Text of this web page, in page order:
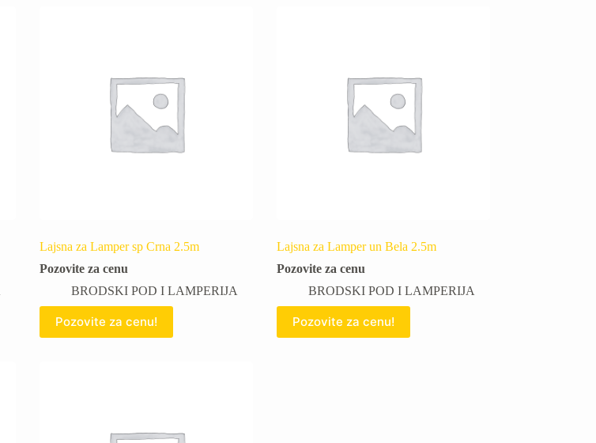
Lajsna za Lamper sp Crna 2.5m
Pozovite za cenu
BRODSKI POD I LAMPERIJA
Pozovite za cenu!
Lajsna za Lamper un Bela 2.5m
Pozovite za cenu
BRODSKI POD I LAMPERIJA
Pozovite za cenu!